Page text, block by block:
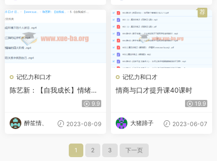
记忆力和口才
陈艺新：【自我成长】情绪管
9.9
醉笙情、 2023-08-09
记忆力和口才
情商与口才提升课40课时
19.9
大猪蹄子 2023-06-07
荐
1 2 3 下一页